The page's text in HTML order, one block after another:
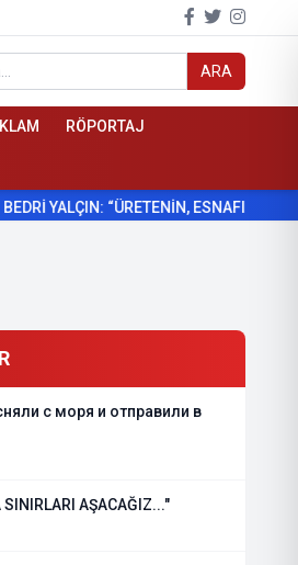
ARA
RÖPORTAJ
VE KÖYLÜNÜN YANINDAYIZ”
с моря и отправили в
SINIRLARI AŞACAĞIZ..."